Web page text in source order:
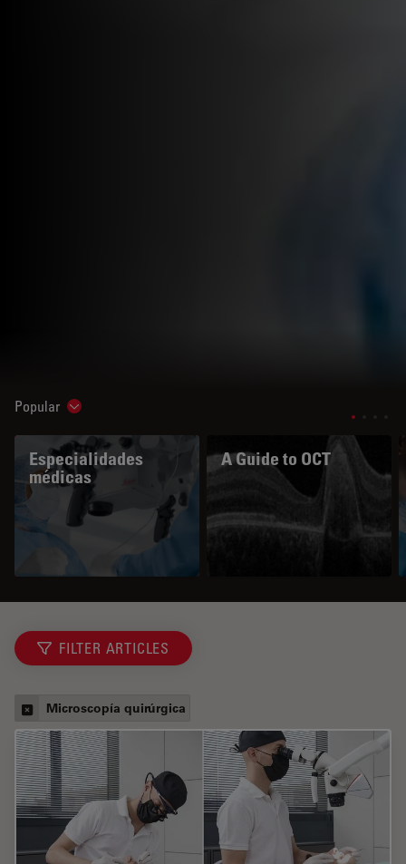
Popular Show subnavigation
Especialidades
médicas
A Guide to OCT
FILTER ARTICLES
Microscopía quirúrgica